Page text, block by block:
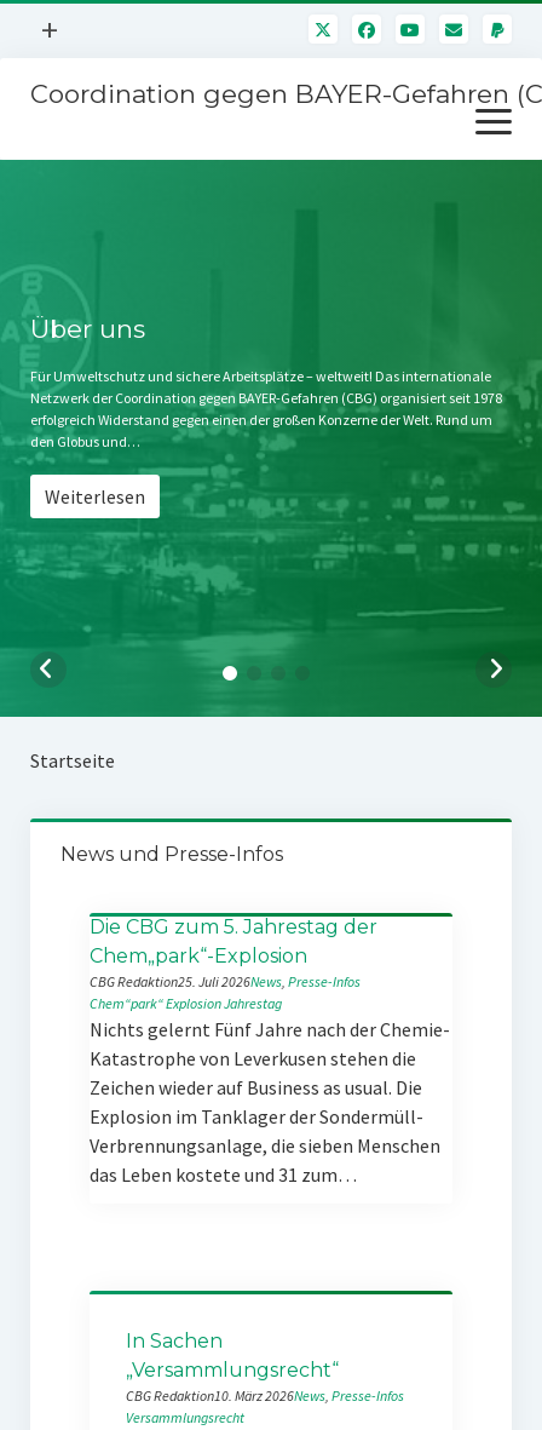
Menü
+
Mitmachen
Kontakt
Impressum
Störfälle
Coordination gegen BAYER-Gefahren
Menü
öffnen
Stichwort BAYER
Jahrestagung
SPENDEN
Über uns
Für Umweltschutz und sichere Arbeitsplätze – weltweit! Das internationale
Netzwerk der Coordination gegen BAYER-Gefahren (CBG) organisiert seit 1978
erfolgreich Widerstand gegen einen der großen Konzerne der Welt. Rund um
den Globus und…
Weiterlesen
Startseite
News und Presse-Infos
Die CBG zum 5. Jahrestag der
Chem„park“-Explosion
CBG Redaktion25. Juli 2026News, Presse-Infos
Chem“park“ExplosionJahrestag
Nichts gelernt Fünf Jahre nach der Chemie-
Katastrophe von Leverkusen stehen die
Zeichen wieder auf Business as usual. Die
Explosion im Tanklager der Sondermüll-
Verbrennungsanlage, die sieben Menschen
das Leben kostete und 31 zum…
In Sachen
„Versammlungsrecht“
CBG Redaktion10. März 2026News, Presse-Infos
Versammlungsrecht